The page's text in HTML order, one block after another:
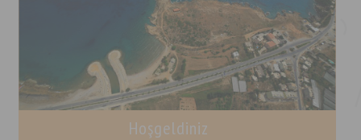
Hoşgeldiniz